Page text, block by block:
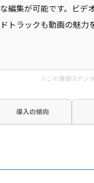
な編集が可能です。ビデ
ドトラックも動画の魅力
※この情報はデジ
導入の傾向